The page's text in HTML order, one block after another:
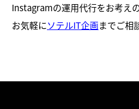
Instagramの運用代行をお考え
お気軽にソテルIT企画までご相